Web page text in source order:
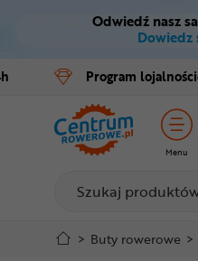
Menu
Informacje o
Szczegółowe
Odwiedź nasz
Dowiedz
Program
Menu
Rowery
E-bike
Części
Akcesoria
Odzież
> Buty rowerowe >